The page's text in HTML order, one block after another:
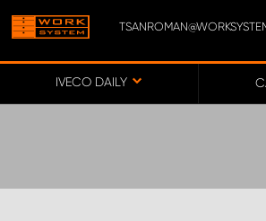
IVECO DAILY
ENCUENTRE UNA
CERCA DE